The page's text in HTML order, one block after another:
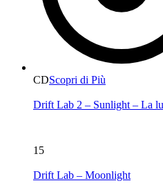
CDScopri di Più
Drift Lab 2 – Sunlight – La
15
Drift Lab – Moonlight